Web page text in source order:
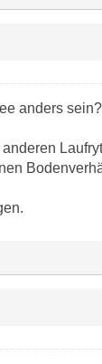
anders sein?